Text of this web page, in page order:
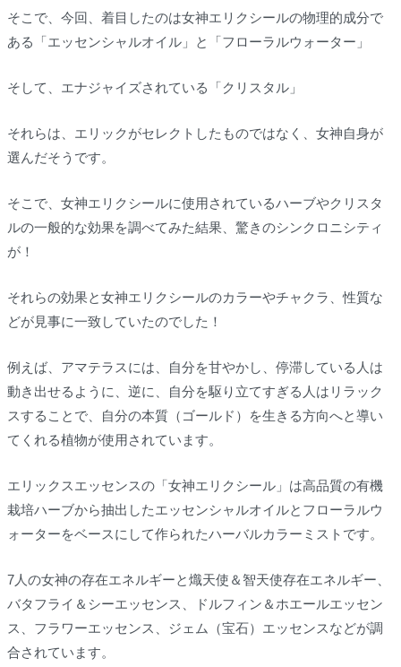
そこで、今回、着目したのは女神エリクシールの物理的成分で
ある「エッセンシャルオイル」と「フローラルウォーター」
そして、エナジャイズされている「クリスタル」
それらは、エリックがセレクトしたものではなく、女神自身が
選んだそうです。
そこで、女神エリクシールに使用されているハーブやクリスタ
ルの一般的な効果を調べてみた結果、驚きのシンクロニシティ
が！
それらの効果と女神エリクシールのカラーやチャクラ、性質な
どが見事に一致していたのでした！
例えば、アマテラスには、自分を甘やかし、停滞している人は
動き出せるように、逆に、自分を駆り立てすぎる人はリラック
スすることで、自分の本質（ゴールド）を生きる方向へと導い
てくれる植物が使用されています。
エリックスエッセンスの「女神エリクシール」は高品質の有機
栽培ハーブから抽出したエッセンシャルオイルとフローラルウ
ォーターをベースにして作られたハーバルカラーミストです。
7人の女神の存在エネルギーと熾天使＆智天使存在エネルギー、
バタフライ＆シーエッセンス、ドルフィン＆ホエールエッセン
ス、フラワーエッセンス、ジェム（宝石）エッセンスなどが調
合されています。